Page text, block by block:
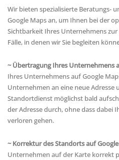
Wir bieten spezialisierte Beratungs-
Google Maps an, um Ihnen bei der
Sichtbarkeit Ihres Unternehmens
Fälle, in denen wir Sie begleiten
~ Übertragung Ihres Unternehmens
Ihres Unternehmens auf Google
Unternehmen an eine neue Adresse
Standortdienst möglichst bald
der Adresse durch, ohne dass dabei
verloren gehen.
~ Korrektur des Standorts auf
Unternehmen auf der Karte korrekt